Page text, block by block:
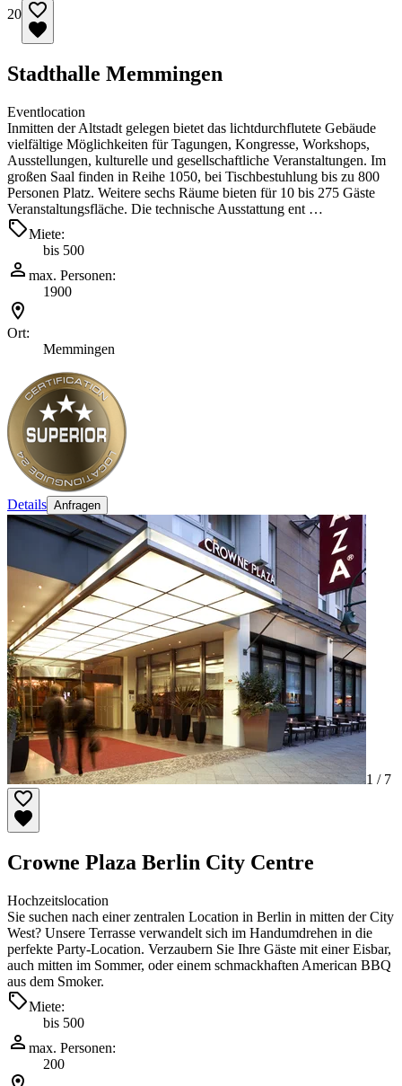
20
Stadthalle Memmingen
Eventlocation
Inmitten der Altstadt gelegen bietet das lichtdurchflutete Gebäude
vielfältige Möglichkeiten für Tagungen, Kongresse, Workshops,
Ausstellungen, kulturelle und gesellschaftliche Veranstaltungen. Im
großen Saal finden in Reihe 1050, bei Tischbestuhlung bis zu 800
Personen Platz. Weitere sechs Räume bieten für 10 bis 275 Gäste
Veranstaltungsfläche. Die technische Ausstattung ent …
Miete:
bis 500
max. Personen:
1900
Ort:
Memmingen
Details Anfragen
1 / 7
Crowne Plaza Berlin City Centre
Hochzeitslocation
Sie suchen nach einer zentralen Location in Berlin in mitten der City
West? Unsere Terrasse verwandelt sich im Handumdrehen in die
perfekte Party-Location. Verzaubern Sie Ihre Gäste mit einer Eisbar,
auch mitten im Sommer, oder einem schmackhaften American BBQ
aus dem Smoker.
Miete:
bis 500
max. Personen:
200